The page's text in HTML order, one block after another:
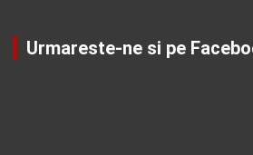
Urmareste-ne si pe